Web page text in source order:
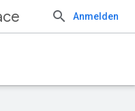
Anmelden